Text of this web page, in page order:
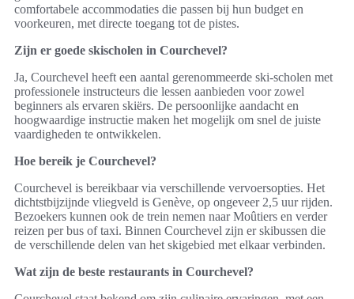
comfortabele accommodaties die passen bij hun budget en
voorkeuren, met directe toegang tot de pistes.
Zijn er goede skischolen in Courchevel?
Ja, Courchevel heeft een aantal gerenommeerde ski-scholen met
professionele instructeurs die lessen aanbieden voor zowel
beginners als ervaren skiërs. De persoonlijke aandacht en
hoogwaardige instructie maken het mogelijk om snel de juiste
vaardigheden te ontwikkelen.
Hoe bereik je Courchevel?
Courchevel is bereikbaar via verschillende vervoersopties. Het
dichtstbijzijnde vliegveld is Genève, op ongeveer 2,5 uur rijden.
Bezoekers kunnen ook de trein nemen naar Moûtiers en verder
reizen per bus of taxi. Binnen Courchevel zijn er skibussen die
de verschillende delen van het skigebied met elkaar verbinden.
Wat zijn de beste restaurants in Courchevel?